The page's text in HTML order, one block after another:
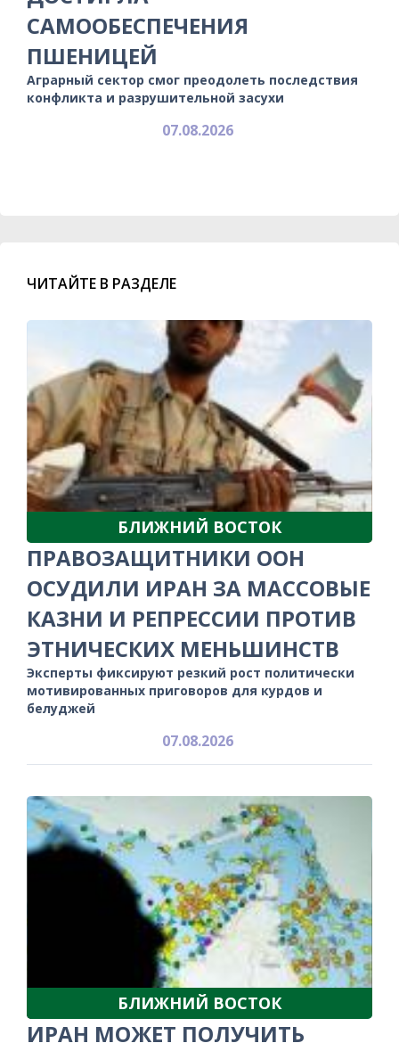
САМООБЕСПЕЧЕНИЯ
ПШЕНИЦЕЙ
Аграрный сектор смог преодолеть последствия
конфликта и разрушительной засухи
07.08.2026
ЧИТАЙТЕ В РАЗДЕЛЕ
БЛИЖНИЙ ВОСТОК
ПРАВОЗАЩИТНИКИ ООН
ОСУДИЛИ ИРАН ЗА МАССОВЫЕ
КАЗНИ И РЕПРЕССИИ ПРОТИВ
ЭТНИЧЕСКИХ МЕНЬШИНСТВ
Эксперты фиксируют резкий рост политически
мотивированных приговоров для курдов и
белуджей
07.08.2026
БЛИЖНИЙ ВОСТОК
ИРАН МОЖЕТ ПОЛУЧИТЬ